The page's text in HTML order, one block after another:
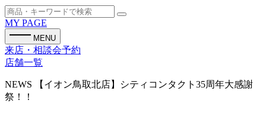
MY PAGE
MENU
来店・相談会予約
店舗一覧
NEWS
【イオン鳥取北店】シティコンタクト35周年大感謝
祭！！